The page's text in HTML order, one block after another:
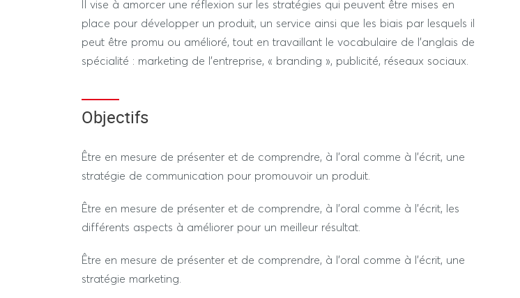
Il vise à amorcer une réflexion sur les stratégies qui peuvent être mises en
place pour développer un produit, un service ainsi que les biais par lesquels il
peut être promu ou amélioré, tout en travaillant le vocabulaire de l’anglais de
spécialité : marketing de l’entreprise, « branding », publicité, réseaux sociaux.
Objectifs
Être en mesure de présenter et de comprendre, à l’oral comme à l’écrit, une
stratégie de communication pour promouvoir un produit.
Être en mesure de présenter et de comprendre, à l’oral comme à l’écrit, les
différents aspects à améliorer pour un meilleur résultat.
Être en mesure de présenter et de comprendre, à l’oral comme à l’écrit, une
stratégie marketing.